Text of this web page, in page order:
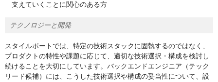
支えていくことに関心のある方
テクノロジーと開発
スタイルポートでは、特定の技術スタックに固執するのではなく、
プロダクトの特性や課題に応じて、適切な技術選択・構成を検討し
続けることを大切にしています。バックエンドエンジニア（テック
リード候補）には、こうした技術選択や構成の妥当性について、設